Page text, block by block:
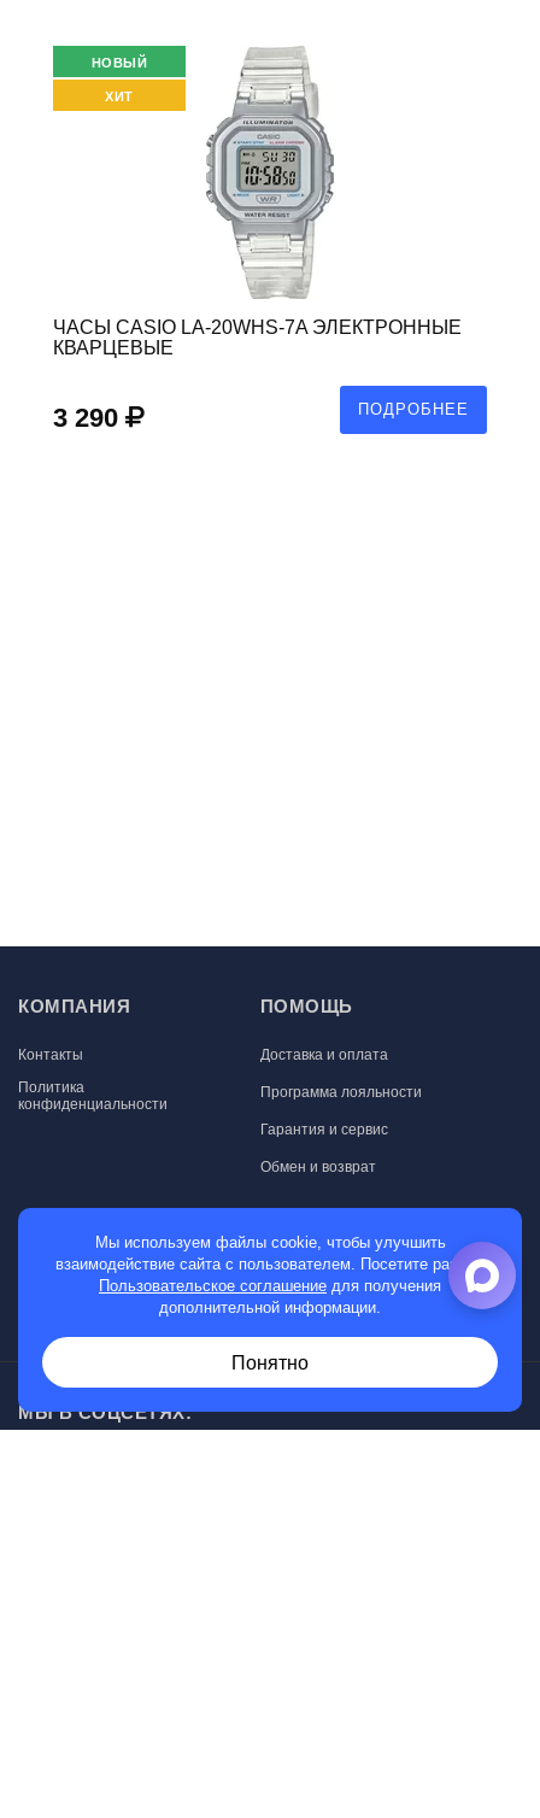
НОВЫЙ
ХИТ
ЧАСЫ CASIO LA-20WHS-7A ЭЛЕКТРОННЫЕ
КВАРЦЕВЫЕ
3 290 ПОДРОБНЕЕ
КОМПАНИЯ
Контакты
Политика
конфиденциальности
ПОМОЩЬ
Доставка и оплата
Программа лояльности
Гарантия и сервис
Обмен и возврат
МАГАЗИН
Мужские часы
МЫ В СОЦСЕТЯХ:
Мы используем файлы cookie, чтобы улучшить
взаимодействие сайта с пользователем. Посетите раздел
Пользовательское соглашение для получения
дополнительной информации.
Понятно